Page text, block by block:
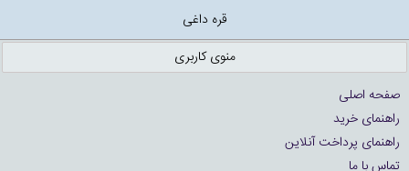
قره داغی
منوی کاربری
صفحه اصلی
راهنمای خرید
راهنمای پرداخت آنلاین